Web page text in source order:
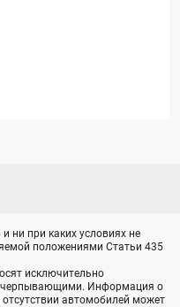
ни при каких условиях не
положениями Статьи 435
исключительно
Информация о
автомобилей может